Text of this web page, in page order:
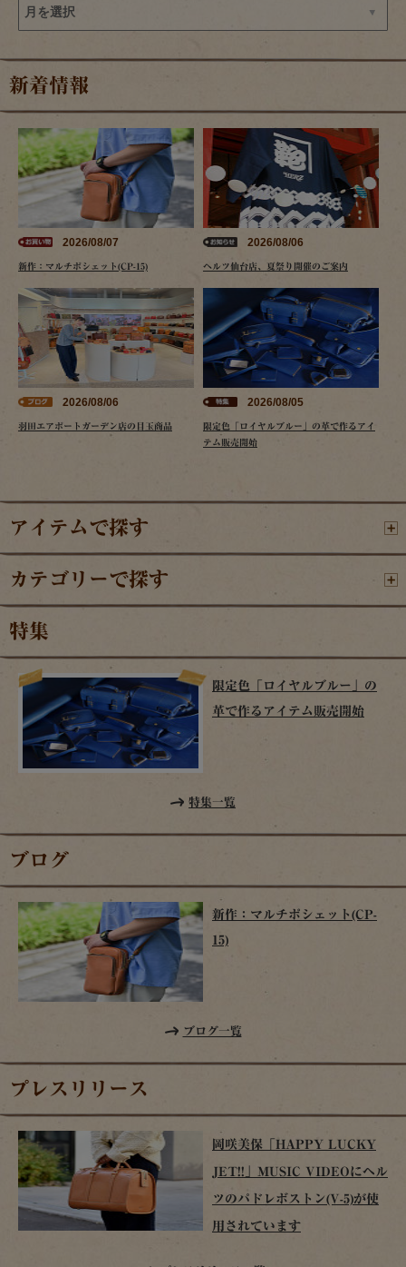
新着情報
2026/08/07
新作：マルチポシェット(CP-15)
2026/08/06
ヘルツ仙台店、夏祭り開催のご案内
2026/08/06
羽田エアポートガーデン店の目玉商品
2026/08/05
限定色「ロイヤルブルー」の革で作るアイ
テム販売開始
アイテムで探す
カテゴリーで探す
特集
限定色「ロイヤルブルー」の
革で作るアイテム販売開始
特集一覧
ブログ
新作：マルチポシェット(CP-
15)
ブログ一覧
プレスリリース
岡咲美保「HAPPY LUCKY
JET!!」MUSIC VIDEOにヘル
ツのパドレボストン(V-5)が使
用されています